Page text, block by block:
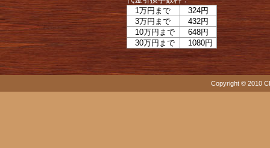
1万円まで
324円
3万円まで
432円
10万円まで
648円
30万円まで
1080円
Copyright © 2010